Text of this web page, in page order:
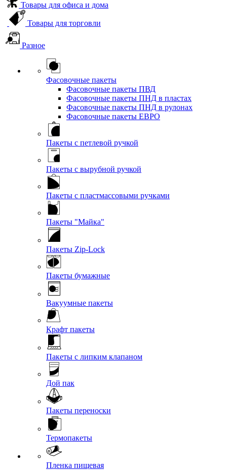
Товары для офиса и дома
Товары для торговли
Разное
Фасовочные пакеты
Фасовочные пакеты ПВД
Фасовочные пакеты ПНД в пластах
Фасовочные пакеты ПНД в рулонах
Фасовочные пакеты ЕВРО
Пакеты с петлевой ручкой
Пакеты с вырубной ручкой
Пакеты с пластмассовыми ручками
Пакеты "Майка"
Пакеты Zip-Lock
Пакеты бумажные
Вакуумные пакеты
Крафт пакеты
Пакеты с липким клапаном
Дой пак
Пакеты переноски
Термопакеты
Пленка пищевая